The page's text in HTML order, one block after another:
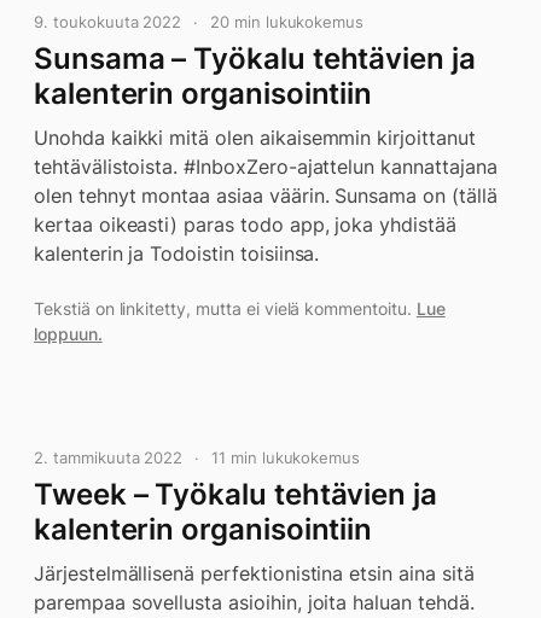
9. toukokuuta 2022 20 min lukukokemus
Sunsama – Työkalu tehtävien ja
kalenterin organisointiin
Unohda kaikki mitä olen aikaisemmin kirjoittanut
tehtävälistoista. #InboxZero-ajattelun kannattajana
olen tehnyt montaa asiaa väärin. Sunsama on (tällä
kertaa oikeasti) paras todo app, joka yhdistää
kalenterin ja Todoistin toisiinsa.
Tekstiä on linkitetty, mutta ei vielä kommentoitu. Lue
loppuun.
2. tammikuuta 2022 11 min lukukokemus
Tweek – Työkalu tehtävien ja
kalenterin organisointiin
Järjestelmällisenä perfektionistina etsin aina sitä
parempaa sovellusta asioihin, joita haluan tehdä.